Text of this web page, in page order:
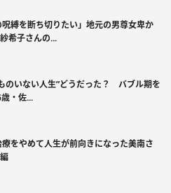
呪縛を断ち切りたい」地元の男尊女卑か
希子さんの...
のいない人生”どうだった？ バブル期を
・佐...
療をやめて人生が前向きになった美南さ